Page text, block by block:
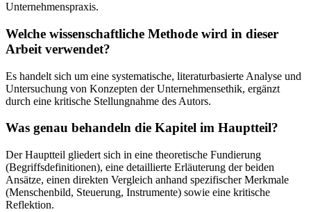
Unternehmenspraxis.
Welche wissenschaftliche Methode wird in dieser
Arbeit verwendet?
Es handelt sich um eine systematische, literaturbasierte Analyse und
Untersuchung von Konzepten der Unternehmensethik, ergänzt
durch eine kritische Stellungnahme des Autors.
Was genau behandeln die Kapitel im Hauptteil?
Der Hauptteil gliedert sich in eine theoretische Fundierung
(Begriffsdefinitionen), eine detaillierte Erläuterung der beiden
Ansätze, einen direkten Vergleich anhand spezifischer Merkmale
(Menschenbild, Steuerung, Instrumente) sowie eine kritische
Reflektion.